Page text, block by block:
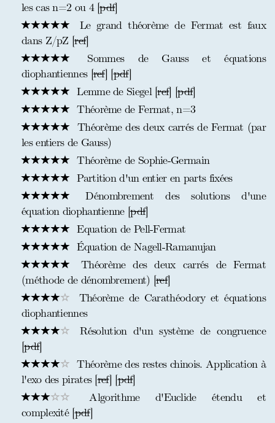
les cas n=2 ou 4 [pdf]
Le grand théorème de Fermat est faux
dans Z/pZ [ref]
Sommes de Gauss et équations
diophantiennes [ref] [pdf]
Lemme de Siegel [ref] [pdf]
Théorème de Fermat, n=3
Théorème des deux carrés de Fermat (par
les entiers de Gauss)
Théorème de Sophie-Germain
Partition d'un entier en parts fixées
Dénombrement des solutions d'une
équation diophantienne [pdf]
Equation de Pell-Fermat
Équation de Nagell-Ramanujan
Théorème des deux carrés de Fermat
(méthode de dénombrement) [ref]
Théorème de Carathéodory et équations
diophantiennes
Résolution d'un système de congruence
[pdf]
Théorème des restes chinois. Application à
l'exo des pirates [ref] [pdf]
Algorithme d'Euclide étendu et
complexité [pdf]